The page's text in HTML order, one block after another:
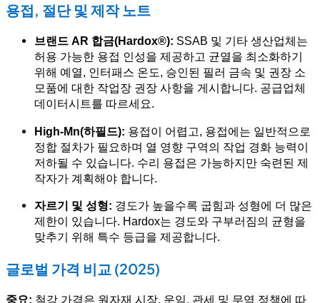
용접, 절단 및 제작 노트
브랜드 AR 합금(Hardox®): SSAB 및 기타 생산업체는
허용 가능한 용접 인성을 제공하고 균열을 최소화하기
위해 예열, 인터패스 온도, 승인된 필러 금속 및 권장 소
모품에 대한 작업장 권장 사항을 게시합니다. 공급업체
데이터시트를 따르세요.
High-Mn(하필드): 용접이 어렵고, 용접에는 일반적으로
정합 절차가 필요하며 열 영향 구역의 작업 경화 능력이
저하될 수 있습니다. 수리 용접은 가능하지만 숙련된 제
작자가 계획해야 합니다.
자르기 및 성형: 경도가 높을수록 굽힘과 성형에 더 많은
제한이 있습니다. Hardox는 경도와 구부러짐의 균형을
맞추기 위해 특수 등급을 제공합니다.
글로벌 가격 비교 (2025)
중요: 철강 가격은 원자재 시장, 운임, 관세 및 무역 정책에 따